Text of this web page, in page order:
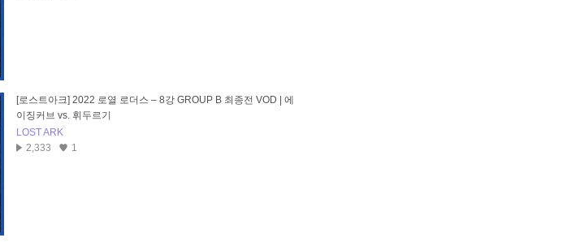
[로스트아크] 2022 로열 로더스 – 8강 GROUP B 최종전 VOD | 에
이징커브 vs. 휘두르기
LOST ARK
2,333
1